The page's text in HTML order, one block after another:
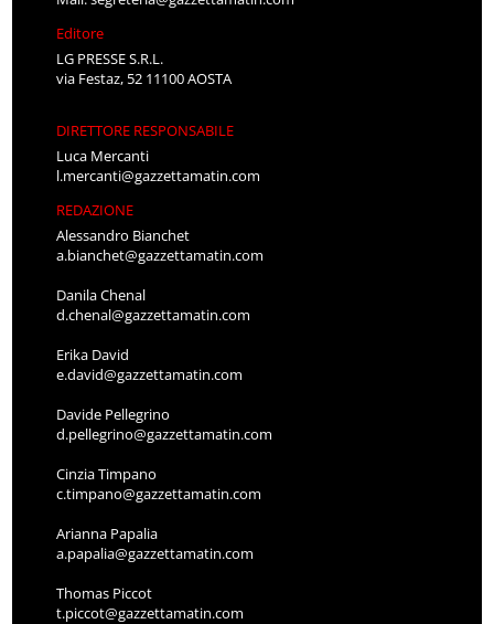
Editore
LG PRESSE S.R.L.
via Festaz, 52 11100 AOSTA
DIRETTORE RESPONSABILE
Luca Mercanti
l.mercanti@gazzettamatin.com
REDAZIONE
Alessandro Bianchet
a.bianchet@gazzettamatin.com
Danila Chenal
d.chenal@gazzettamatin.com
Erika David
e.david@gazzettamatin.com
Davide Pellegrino
d.pellegrino@gazzettamatin.com
Cinzia Timpano
c.timpano@gazzettamatin.com
Arianna Papalia
a.papalia@gazzettamatin.com
Thomas Piccot
t.piccot@gazzettamatin.com